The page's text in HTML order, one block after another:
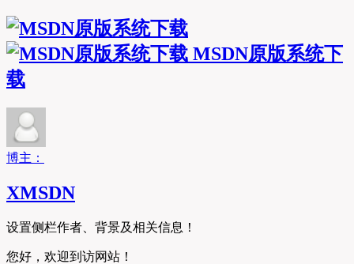
MSDN原版系统下
载
博主：
XMSDN
设置侧栏作者、背景及相关信息！
您好，欢迎到访网站！